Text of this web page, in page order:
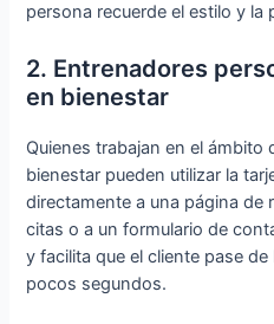
persona recuerde el estilo y la
2. Entrenadores
en bienestar
Quienes trabajan en el ámbito
bienestar pueden utilizar la
directamente a una página de
citas o a un formulario de
y facilita que el cliente pase
pocos segundos.